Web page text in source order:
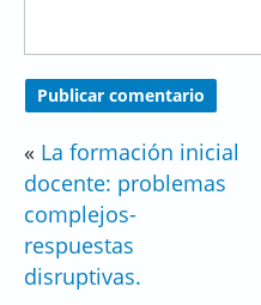
« La formación inicial
docente: problemas
complejos-
respuestas
disruptivas.